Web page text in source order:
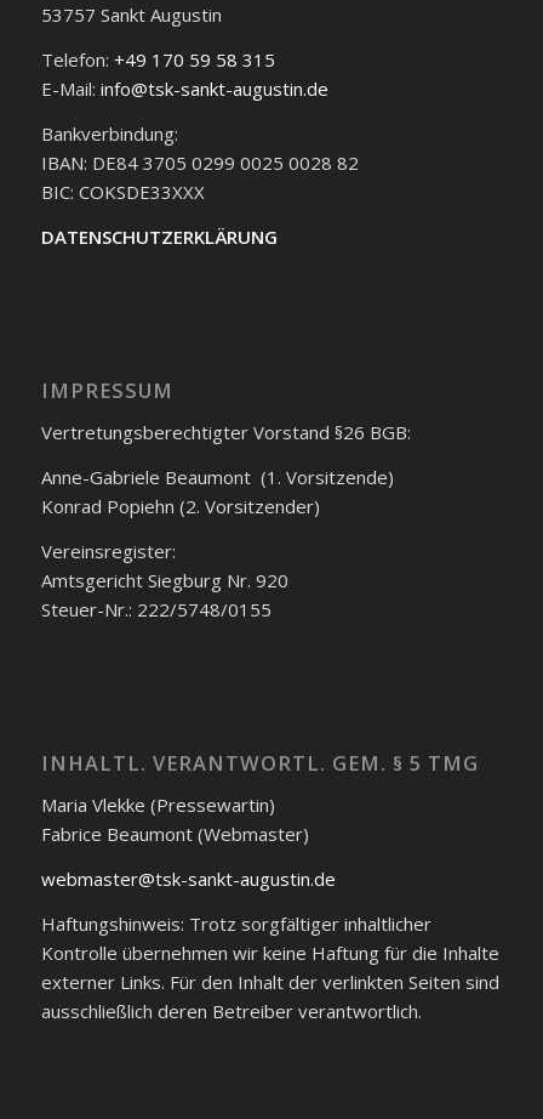
53757 Sankt Augustin
Telefon: +49 170 59 58 315
E-Mail: info@tsk-sankt-augustin.de
Bankverbindung:
IBAN: DE84 3705 0299 0025 0028 82
BIC: COKSDE33XXX
DATENSCHUTZERKLÄRUNG
IMPRESSUM
Vertretungsberechtigter Vorstand §26 BGB:
Anne-Gabriele Beaumont (1. Vorsitzende)
Konrad Popiehn (2. Vorsitzender)
Vereinsregister:
Amtsgericht Siegburg Nr. 920
Steuer-Nr.: 222/5748/0155
INHALTL. VERANTWORTL. GEM. § 5 TMG
Maria Vlekke (Pressewartin)
Fabrice Beaumont (Webmaster)
webmaster@tsk-sankt-augustin.de
Haftungshinweis: Trotz sorgfältiger inhaltlicher
Kontrolle übernehmen wir keine Haftung für die Inhalte
externer Links. Für den Inhalt der verlinkten Seiten sind
ausschließlich deren Betreiber verantwortlich.